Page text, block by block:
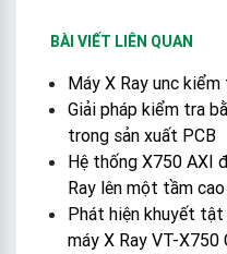
BÀI VIẾT LIÊN QUAN
Máy X Ray unc
Giải pháp kiểm tra
trong sản xuất PCB
Hệ thống X750 AXI
Ray lên một tầm
Phát hiện khuyết
máy X Ray VT-X750